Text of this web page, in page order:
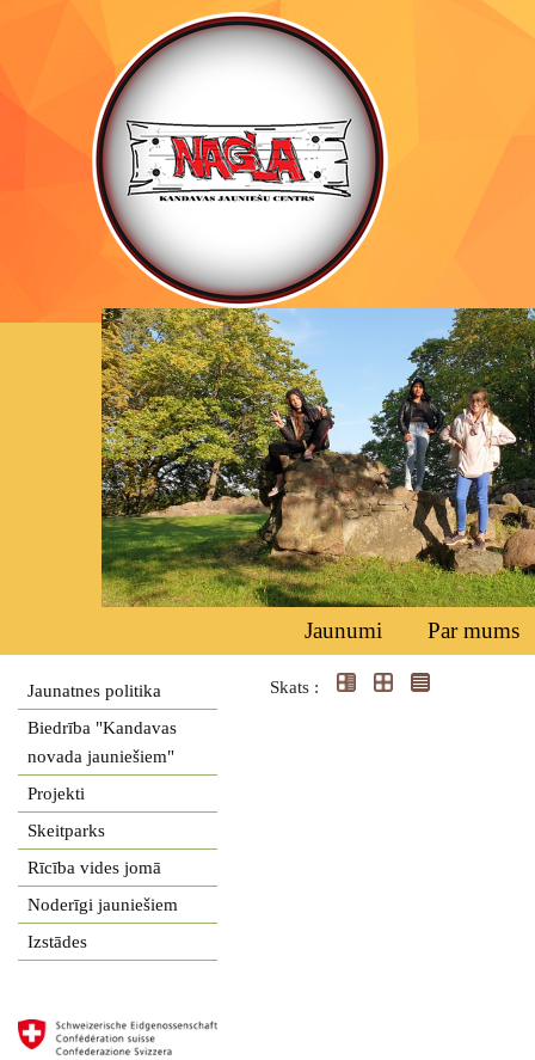
Jaunumi Par mums
Jaunatnes politika
Biedrība "Kandavas
novada jauniešiem"
Projekti
Skeitparks
Rīcība vides jomā
Noderīgi jauniešiem
Izstādes
Skats :